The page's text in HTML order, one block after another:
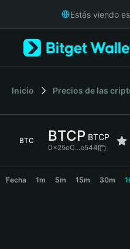
Русский
Italiano
Bahasa Indonesia
Estás viendo
Inicio Precios de las
BTC BTCP BTCP
0x25eC...e544
Fecha 1m 5m 15m 30m